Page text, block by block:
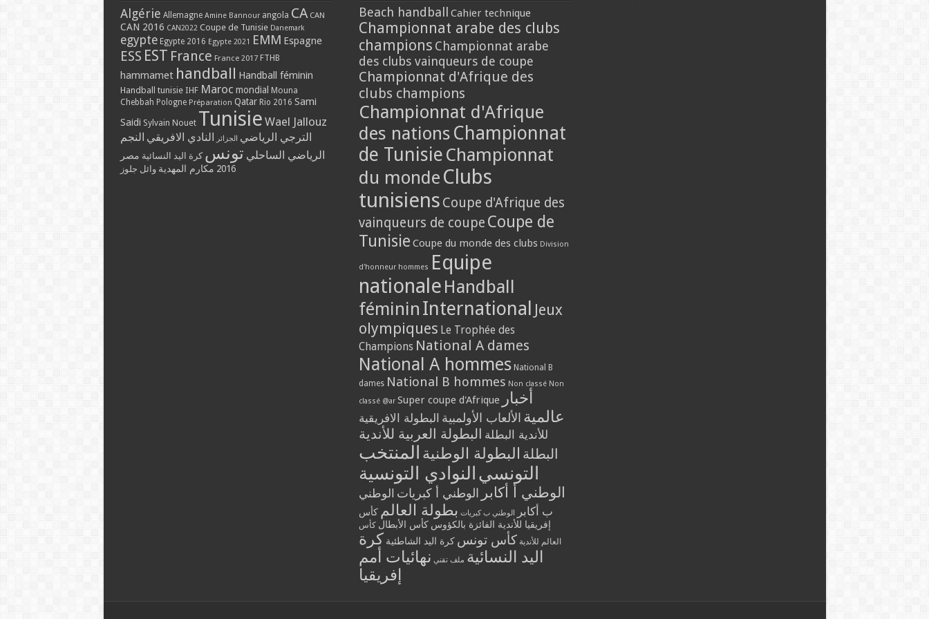
Algérie Allemagne Amine Bannour angola CA CAN
CAN 2016 CAN2022 Coupe de Tunisie Danemark
egypte Egypte 2016 Egypte 2021 EMM Espagne
ESS EST France France 2017 FTHB
hammamet handball Handball féminin
Handball tunisie IHF Maroc mondial Mouna
Chebbah Pologne Préparation Qatar Rio 2016 Sami
Saidi Sylvain Nouet Tunisie Wael Jallouz
الترجي الرياضي الجزائر النادي الافريقي النجم
الرياضي الساحلي تونس كرة اليد النسائية مصر
2016 مكارم المهدية وائل جلوز
Beach handball Cahier technique
Championnat arabe des clubs
champions Championnat arabe
des clubs vainqueurs de coupe
Championnat d'Afrique des
clubs champions
Championnat d'Afrique
des nations Championnat
de Tunisie Championnat
du monde Clubs
tunisiens Coupe d'Afrique des
vainqueurs de coupe Coupe de
Tunisie Coupe du monde des clubs Division
d'honneur hommes Equipe
nationale Handball
féminin International Jeux
olympiques Le Trophée des
Champions National A dames
National A hommes National B
dames National B hommes Non classé Non
classé @ar Super coupe d'Afrique أخبار
عالمية الألعاب الأولمبية البطولة الافريقية
للأندية البطلة البطولة العربية للأندية
البطلة البطولة الوطنية المنتخب
التونسي النوادي التونسية
الوطني أ أكابر الوطني أ كبريات الوطني
ب أكابر
الوطني ب كبريات بطولة العالم كأس
إفريقيا للأندية الفائزة بالكؤوس كأس الأبطال كأس
العالم للأندية كأس تونس كرة اليد الشاطئية كرة
اليد النسائية ملف تقني نهائيات أمم
إفريقيا